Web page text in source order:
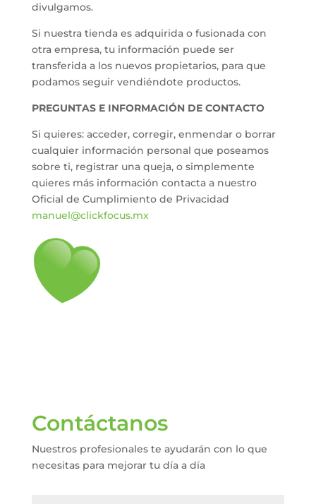
divulgamos.
Si nuestra tienda es adquirida o fusionada con
otra empresa, tu información puede ser
transferida a los nuevos propietarios, para que
podamos seguir vendiéndote productos.
PREGUNTAS E INFORMACIÓN DE CONTACTO
Si quieres: acceder, corregir, enmendar o borrar
cualquier información personal que poseamos
sobre ti, registrar una queja, o simplemente
quieres más información contacta a nuestro
Oficial de Cumplimiento de Privacidad
manuel@clickfocus.mx
Contáctanos
Nuestros profesionales te ayudarán con lo que
necesitas para mejorar tu día a día